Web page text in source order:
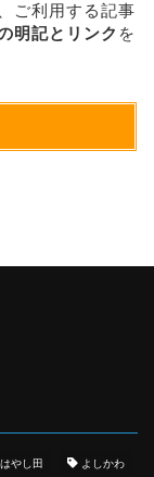
ご利用する記事
明記とリンク を
はやし田 よしかわ